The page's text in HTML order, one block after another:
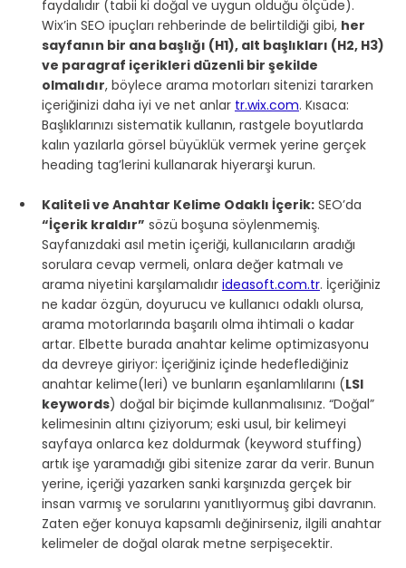
faydalıdır (tabii ki doğal ve uygun olduğu ölçüde).
Wix’in SEO ipuçları rehberinde de belirtildiği gibi, her
sayfanın bir ana başlığı (H1), alt başlıkları (H2, H3)
ve paragraf içerikleri düzenli bir şekilde
olmalıdır, böylece arama motorları sitenizi tararken
içeriğinizi daha iyi ve net anlar tr.wix.com. Kısaca:
Başlıklarınızı sistematik kullanın, rastgele boyutlarda
kalın yazılarla görsel büyüklük vermek yerine gerçek
heading tag’lerini kullanarak hiyerarşi kurun.
Kaliteli ve Anahtar Kelime Odaklı İçerik: SEO’da
“İçerik kraldır” sözü boşuna söylenmemiş.
Sayfanızdaki asıl metin içeriği, kullanıcıların aradığı
sorulara cevap vermeli, onlara değer katmalı ve
arama niyetini karşılamalıdır ideasoft.com.tr. İçeriğiniz
ne kadar özgün, doyurucu ve kullanıcı odaklı olursa,
arama motorlarında başarılı olma ihtimali o kadar
artar. Elbette burada anahtar kelime optimizasyonu
da devreye giriyor: İçeriğiniz içinde hedeflediğiniz
anahtar kelime(leri) ve bunların eşanlamlılarını (LSI
keywords) doğal bir biçimde kullanmalısınız. “Doğal”
kelimesinin altını çiziyorum; eski usul, bir kelimeyi
sayfaya onlarca kez doldurmak (keyword stuffing)
artık işe yaramadığı gibi sitenize zarar da verir. Bunun
yerine, içeriği yazarken sanki karşınızda gerçek bir
insan varmış ve sorularını yanıtlıyormuş gibi davranın.
Zaten eğer konuya kapsamlı değinirseniz, ilgili anahtar
kelimeler de doğal olarak metne serpişecektir.